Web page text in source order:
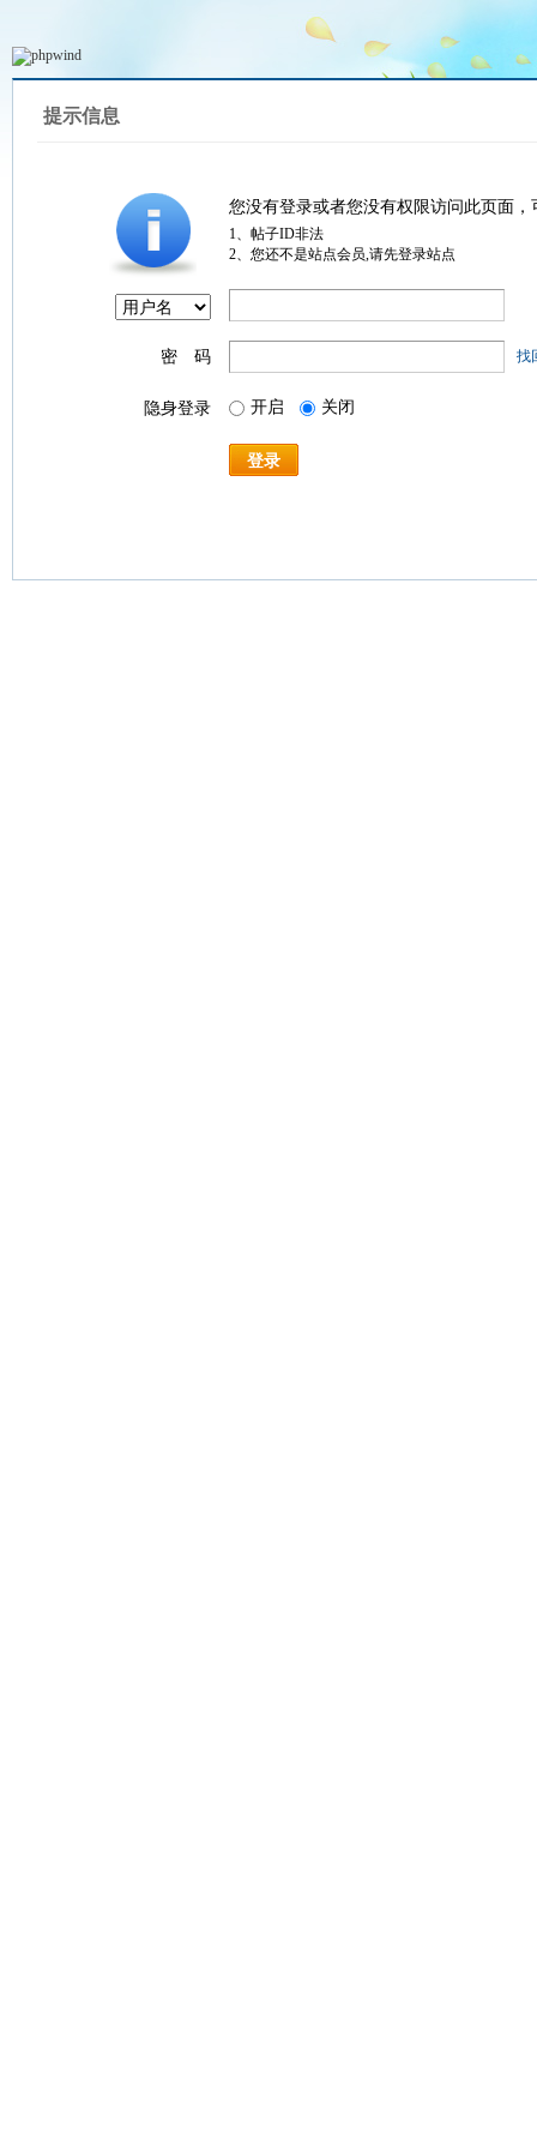
提示信息
您没有登录或者您没有权限访问此页面
1、帖子ID非法
2、您还不是站点会员,请先登录站点
密 码 找
隐身登录 开启 关闭
登录